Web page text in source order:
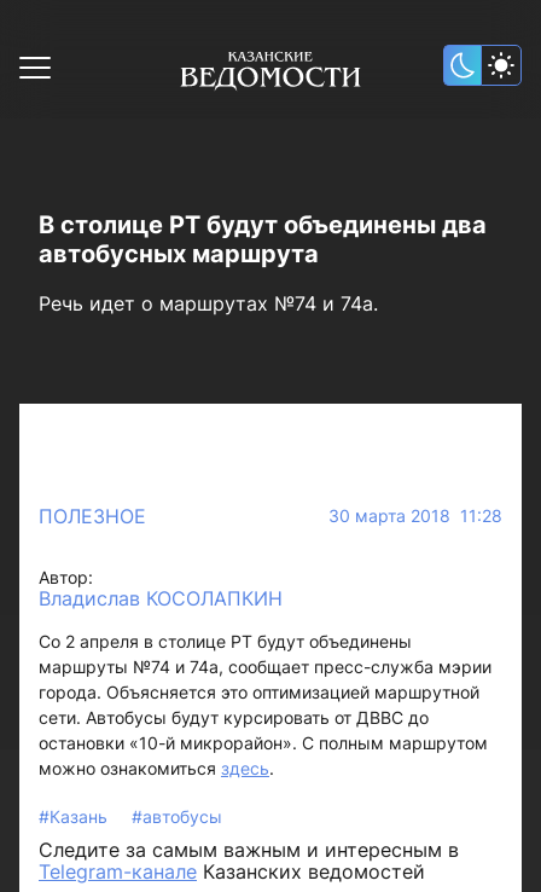
В столице РТ будут объединены два
автобусных маршрута
Речь идет о маршрутах №74 и 74а.
ПОЛЕЗНОЕ 30 марта 2018 11:28
Автор:
Владислав КОСОЛАПКИН
Со 2 апреля в столице РТ будут объединены
маршруты №74 и 74а, сообщает пресс-служба мэрии
города. Объясняется это оптимизацией маршрутной
сети. Автобусы будут курсировать от ДВВС до
остановки «10-й микрорайон». С полным маршрутом
можно ознакомиться здесь.
#Казань #автобусы
Следите за самым важным и интересным в
Telegram-канале Казанских ведомостей